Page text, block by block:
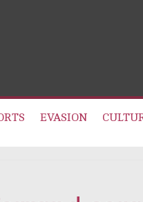
EVASION